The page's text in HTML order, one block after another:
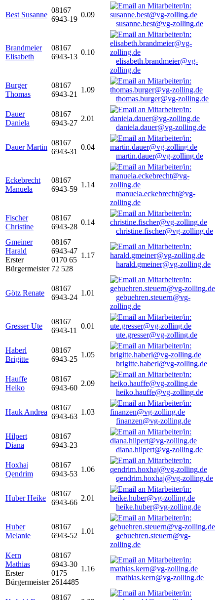
Best Susanne
08167
6943-19
0.09
susanne.best@vg-zolling.de
Brandmeier
Elisabeth
08167
6943-13
0.10
elisabeth.brandmeier@vg-
zolling.de
Burger
Thomas
08167
6943-21
1.09
thomas.burger@vg-zolling.de
Dauer
Daniela
08167
6943-27
2.01
daniela.dauer@vg-zolling.de
Dauer Martin
08167
6943-31
0.04
martin.dauer@vg-zolling.de
Eckebrecht
Manuela
08167
6943-59
1.14
manuela.eckebrecht@vg-
zolling.de
Fischer
Christine
08167
6943-28
0.14
christine.fischer@vg-zolling.de
Gmeiner
Harald
Erster
Bürgermeister
08167
6943-47
0170 65
72 528
1.17
harald.gmeiner@vg-zolling.de
Götz Renate
08167
6943-24
1.01
gebuehren.steuern@vg-
zolling.de
Gresser Ute
08167
6943-11
0.01
ute.gresser@vg-zolling.de
Haberl
Brigitte
08167
6943-25
1.05
brigitte.haberl@vg-zolling.de
Hauffe
Heiko
08167
6943-60
2.09
heiko.hauffe@vg-zolling.de
Hauk Andrea
08167
6943-63
1.03
finanzen@vg-zolling.de
Hilpert
Diana
08167
6943-23
diana.hilpert@vg-zolling.de
Hoxhaj
Qendrim
08167
6943-53
1.06
qendrim.hoxhaj@vg-zolling.de
Huber Heike
08167
6943-66
2.01
heike.huber@vg-zolling.de
Huber
Melanie
08167
6943-52
1.01
gebuehren.steuern@vg-
zolling.de
Kern
Mathias
Erster
Bürgermeister
08167
6943-30
0175
2614485
1.16
mathias.kern@vg-zolling.de
08167